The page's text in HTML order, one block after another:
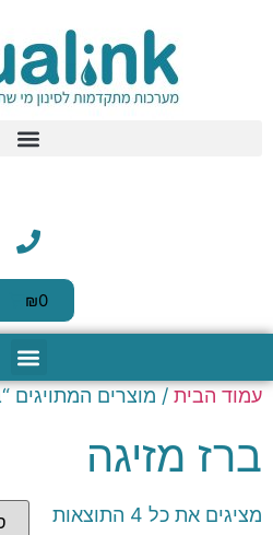
₪0
עמוד הבית / מוצרים המתויגים
ברז מזיגה
מציגים את כל ⁦4⁩ התוצאות